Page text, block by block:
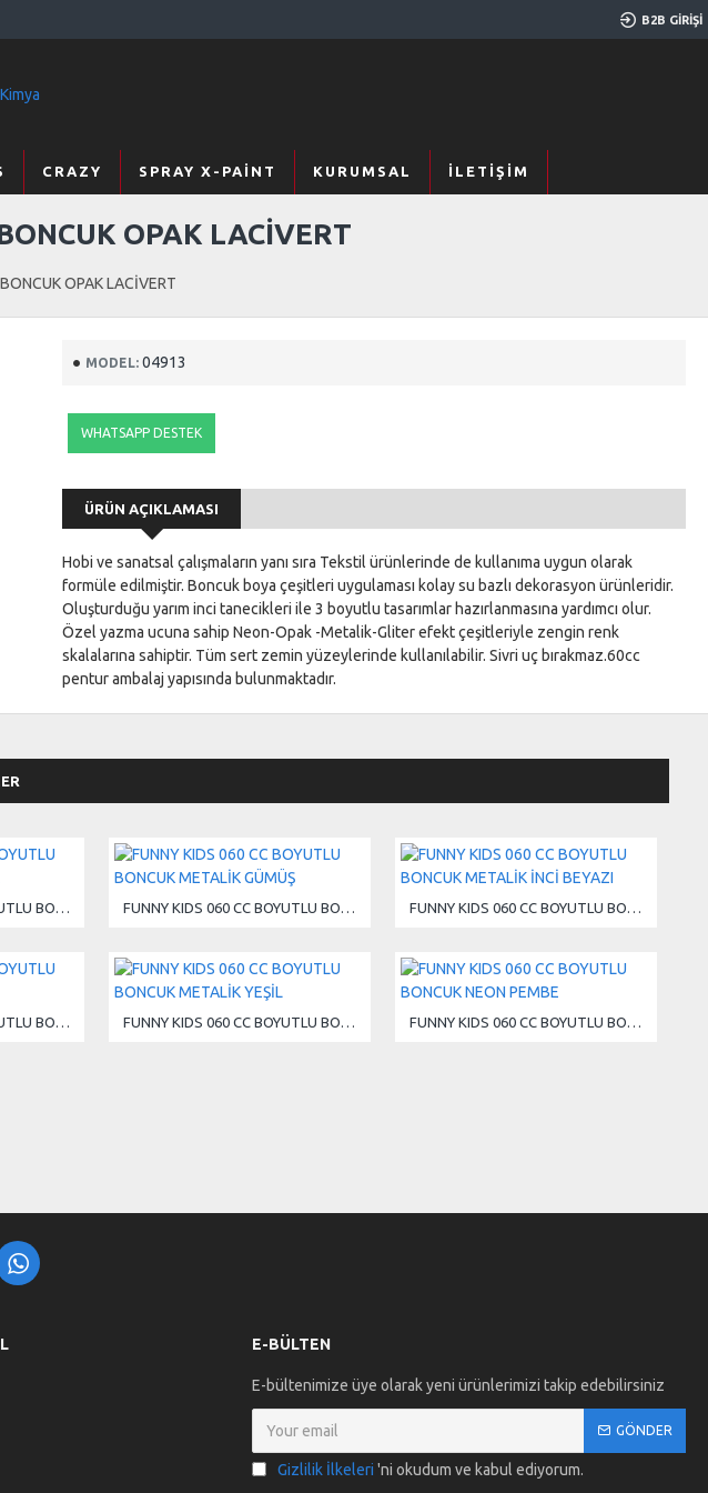
B2B GIRIŞI
CRAZY SPRAY X-PAİNT KURUMSAL İLETIŞIM
OPAK LACİVERT
OPAK LACİVERT
MODEL: 04913
WHATSAPP DESTEK
ÜRÜN AÇIKLAMASI
Hobi ve sanatsal çalışmaların yanı sıra Tekstil ürünlerinde de kullanıma uygun olarak
formüle edilmiştir. Boncuk boya çeşitleri uygulaması kolay su bazlı dekorasyon ürünleridir.
Oluşturduğu yarım inci tanecikleri ile 3 boyutlu tasarımlar hazırlanmasına yardımcı olur.
Özel yazma ucuna sahip Neon-Opak -Metalik-Gliter efekt çeşitleriyle zengin renk
skalalarına sahiptir. Tüm sert zemin yüzeylerinde kullanılabilir. Sivri uç bırakmaz.60cc
pentur ambalaj yapısında bulunmaktadır.
FUNNY KIDS 060 CC BOYUTLU BONCUK METALİK BAKIR FUNNY KIDS 060 CC BOYUTLU BONCUK METALİK GÜMÜŞ FUNNY KIDS 060 CC BOYUTLU BONCUK METALİK İNCİ BEYAZI
FUNNY KIDS 060 CC BOYUTLU BONCUK METALİK MOR FUNNY KIDS 060 CC BOYUTLU BONCUK METALİK YEŞİL FUNNY KIDS 060 CC BOYUTLU BONCUK NEON PEMBE
E-BÜLTEN
E-bültenimize üye olarak yeni ürünlerimizi takip edebilirsiniz
GÖNDER
Gizlilik İlkeleri 'ni okudum ve kabul ediyorum.